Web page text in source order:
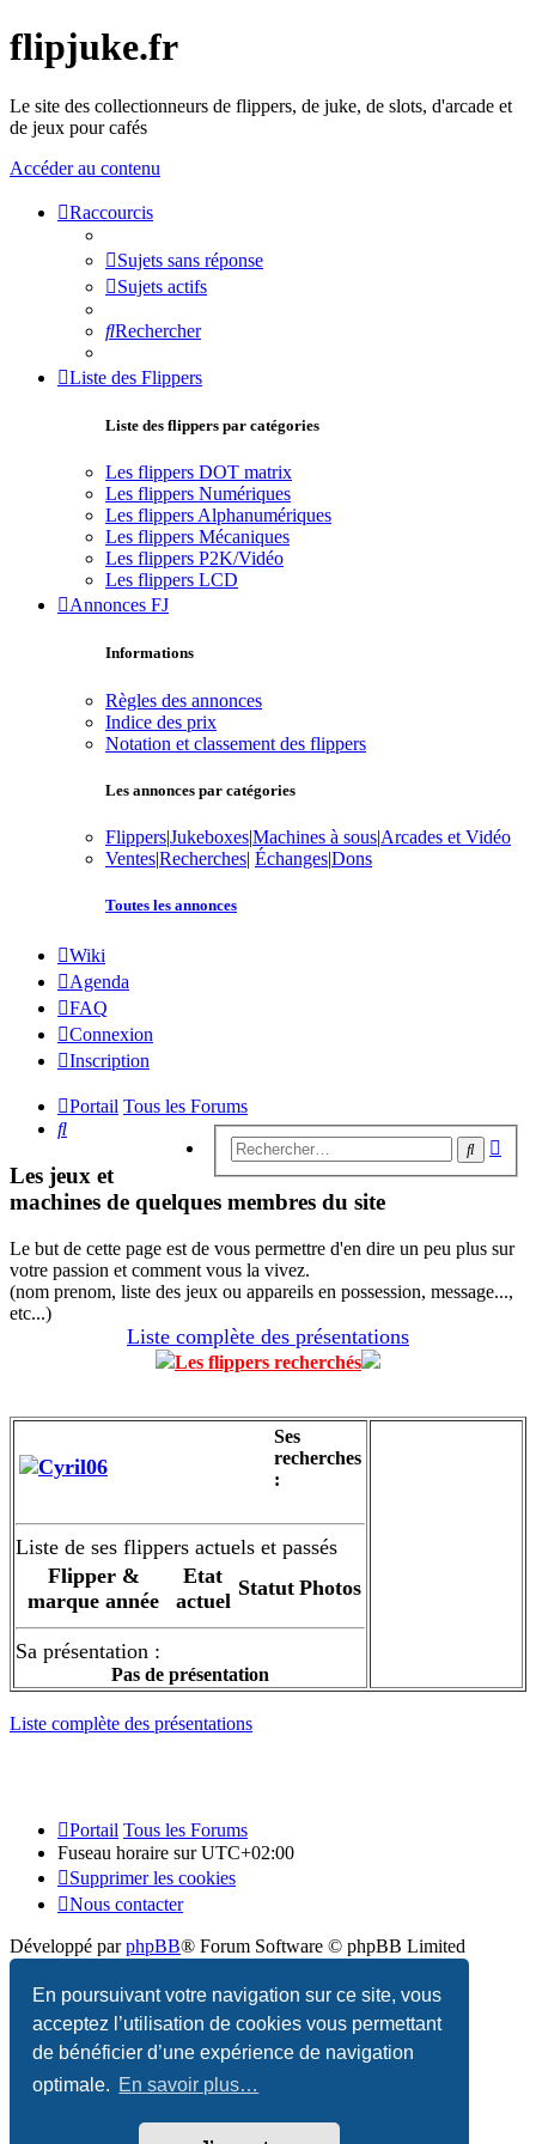
En poursuivant votre navigation sur ce site, vous
acceptez l’utilisation de cookies vous permettant
de bénéficier d’une expérience de navigation
optimale. En savoir plus…
flipjuke.fr
Le site des collectionneurs de flippers, de juke, de slots, d'arcade et
de jeux pour cafés
Accéder au contenu
Raccourcis
Sujets sans réponse
Sujets actifs
Rechercher
Liste des Flippers
Liste des flippers par catégories
Les flippers DOT matrix
Les flippers Numériques
Les flippers Alphanumériques
Les flippers Mécaniques
Les flippers P2K/Vidéo
Les flippers LCD
Annonces FJ
Informations
Règles des annonces
Indice des prix
Notation et classement des flippers
Les annonces par catégories
Flippers|Jukeboxes|Machines à sous|Arcades et Vidéo
Ventes|Recherches| Échanges|Dons
Toutes les annonces
Wiki
Agenda
FAQ
Connexion
Inscription
Portail Tous les Forums
Rechercher
Les jeux et
machines de quelques membres du site
Le but de cette page est de vous permettre d'en dire un peu plus sur
votre passion et comment vous la vivez.
(nom prenom, liste des jeux ou appareils en possession, message...,
etc...)
Liste complète des présentations
Les flippers recherchés
Cyril06
Ses
recherches
:
Liste de ses flippers actuels et passés
Flipper &
marque année
Etat
actuel
Statut Photos
Sa présentation :
Pas de présentation
Liste complète des présentations
Portail Tous les Forums
Fuseau horaire surUTC+02:00
Supprimer les cookies
Nous contacter
Développé parphpBB® Forum Software © phpBB Limited
Traduction française officielle©Qiaeru
Confidentialité |Conditions